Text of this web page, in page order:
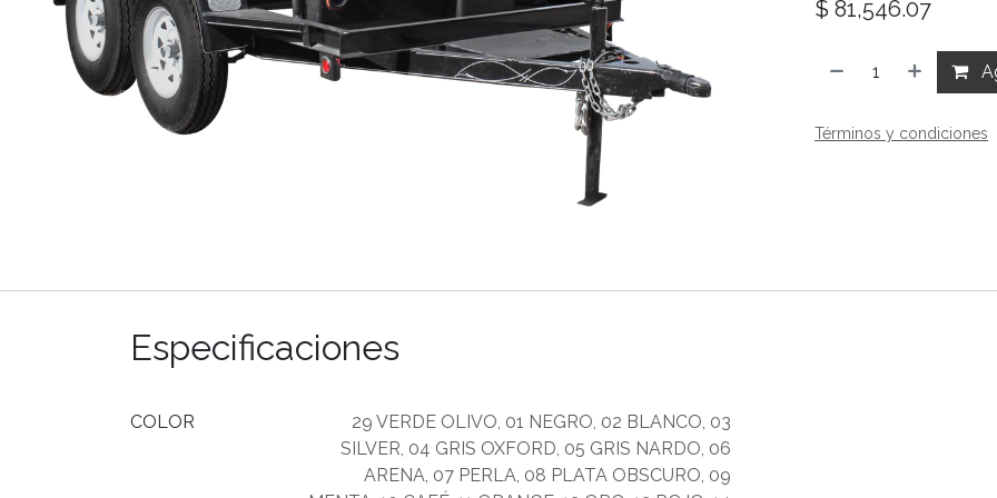
$ 81,546.07
Términos y condiciones
Especificaciones
COLOR 29 VERDE OLIVO, 01 NEGRO, 02 BLANCO, 03
SILVER, 04 GRIS OXFORD, 05 GRIS NARDO, 06
ARENA, 07 PERLA, 08 PLATA OBSCURO, 09